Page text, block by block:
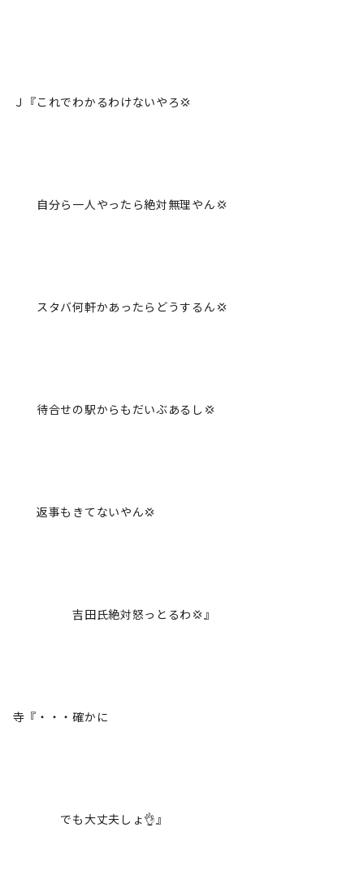
Ｊ『これでわかるわけないやろ💢
自分ら一人やったら絶対無理やん💢
スタバ何軒かあったらどうするん💢
待合せの駅からもだいぶあるし💢
返事もきてないやん💢
吉田氏絶対怒っとるわ💢』
寺『・・・確かに
でも大丈夫しょ👌』